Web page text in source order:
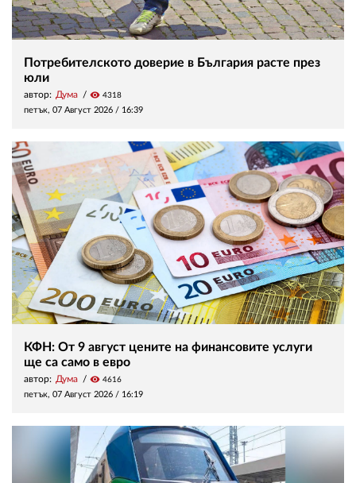
Потребителското доверие в България расте през
юли
автор: Дума visibility 4318
петък, 07 Август 2026 / 16:39
КФН: От 9 август цените на финансовите услуги
ще са само в евро
автор: Дума visibility 4616
петък, 07 Август 2026 / 16:19